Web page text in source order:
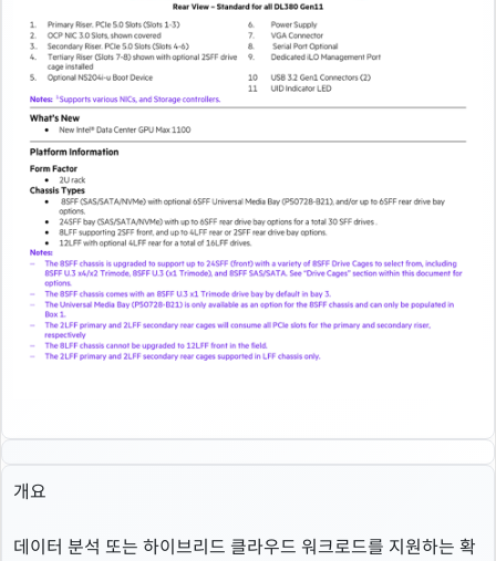
개요
데이터 분석 또는 하이브리드 클라우드 워크로드를 지원하는 확